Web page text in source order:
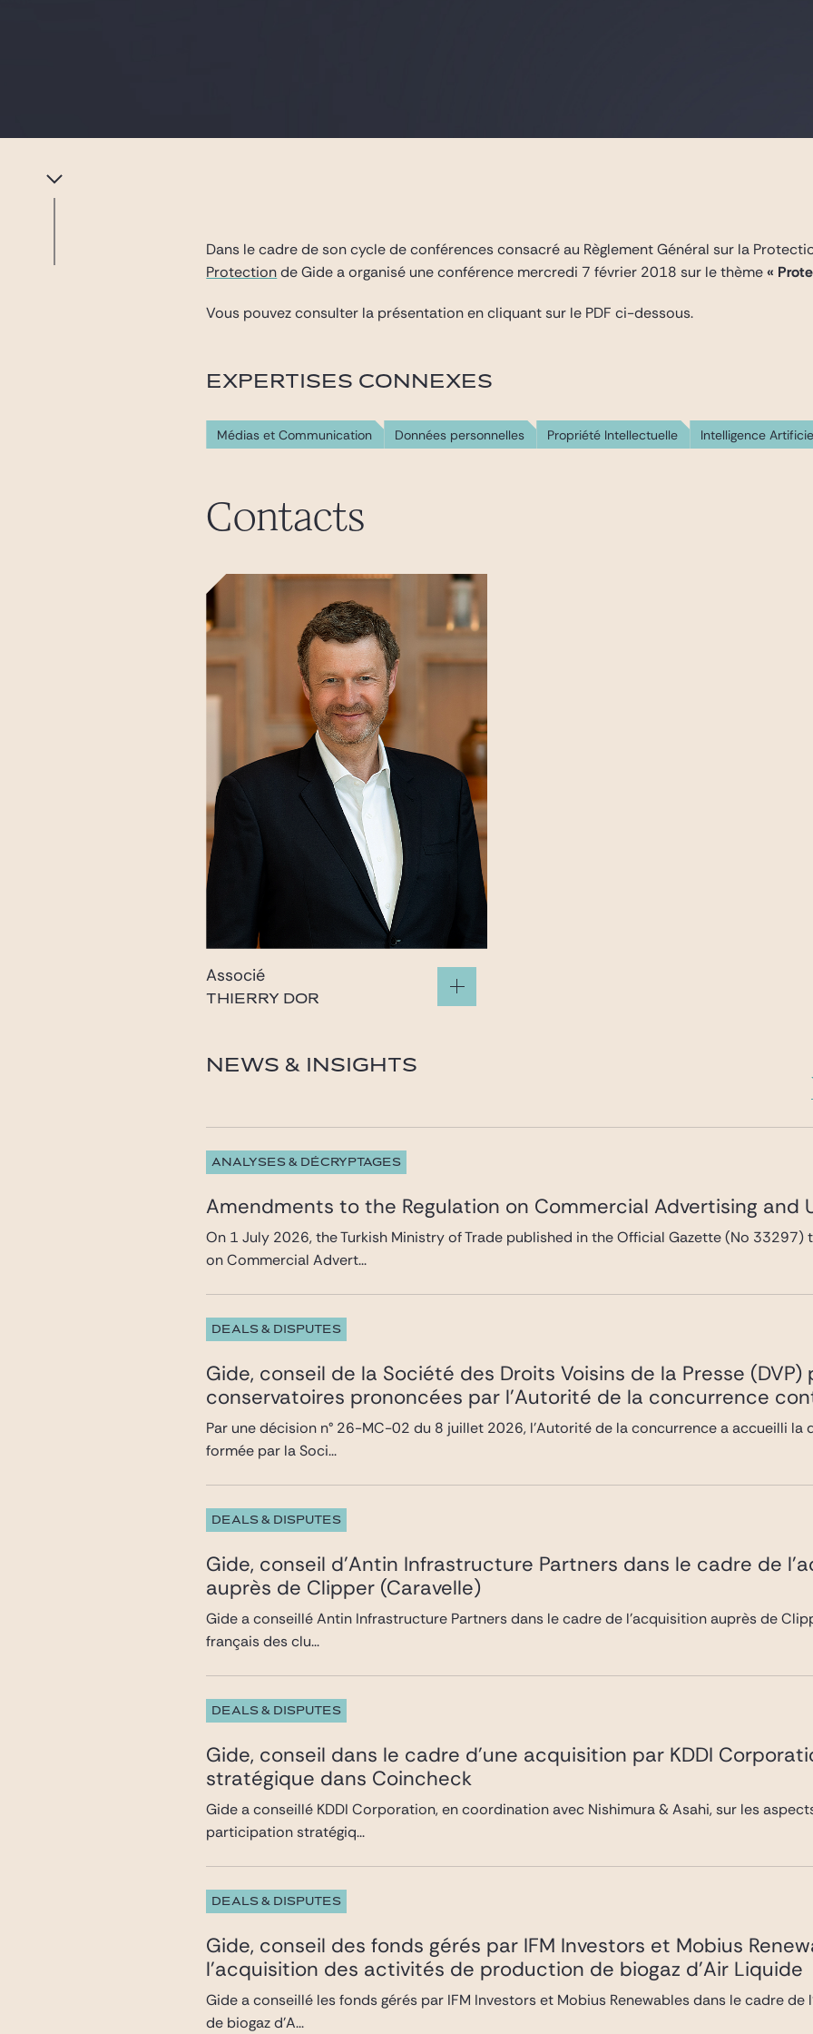
Dans le cadre de son cycle de conférences consacré au Règlement Général sur la
Protectionde Gide a organisé une conférence mercredi 7 février 2018 sur le thème«
Vous pouvez consulter la présentation en cliquant sur le PDF ci-dessous.
EXPERTISES CONNEXES
Médias et Communication Données personnelles Propriété Intellectuelle Intelligence
Contacts
Associé
THIERRY DOR
NEWS & INSIGHTS
ANALYSES & DÉCRYPTAGES
Amendments to the Regulation on Commercial Advertising and
On 1 July 2026, the Turkish Ministry of Trade published in the Official Gazette (No 33297)
on Commercial Advert...
DEALS & DISPUTES
Gide, conseil de la Société des Droits Voisins de la Presse
conservatoires prononcées par l’Autorité de la concurrence
Par une décision n° 26-MC-02 du 8 juillet 2026, l’Autorité de la concurrence a accueilli
formée par la Soci...
DEALS & DISPUTES
Gide, conseil d’Antin Infrastructure Partners dans le cadre de
auprès de Clipper (Caravelle)
Gide a conseillé Antin Infrastructure Partners dans le cadre de l’acquisition auprès de
français des clu...
DEALS & DISPUTES
Gide, conseil dans le cadre d’une acquisition par KDDI
stratégique dans Coincheck
Gide a conseillé KDDI Corporation, en coordination avec Nishimura & Asahi, sur les
participation stratégiq...
DEALS & DISPUTES
Gide, conseil des fonds gérés par IFM Investors et Mobius
l’acquisition des activités de production de biogaz d’Air Liquide
Gide a conseillé les fonds gérés par IFM Investors et Mobius Renewables dans le cadre
de biogaz d’A...